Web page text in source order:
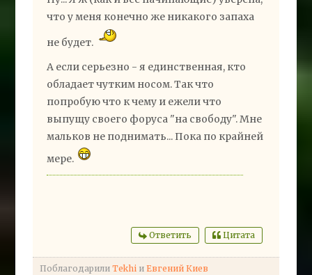
что у меня конечно же никакого запаха
не будет.
А если серьезно - я единственная, кто
обладает чутким носом. Так что
попробую что к чему и ежели что
выпущу своего форуса "на свободу". Мне
мальков не поднимать... Пока по крайней
мере.
Ответить Цитата
ПоблагодарилиTekhi иЕвгений Киев